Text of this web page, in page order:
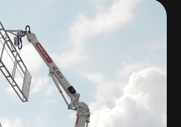
zpracováním osobních údajů